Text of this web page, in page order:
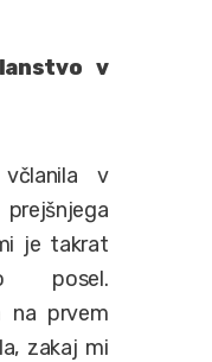
v
v
je takrat
posel.
na prvem
zakaj mi